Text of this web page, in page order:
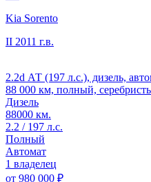
Kia Sorento
II 2011 г.в.
2.2d АТ (197 л.с.), дизель,
88 000 км, полный,
Дизель
88000 км.
2.2 / 197 л.с.
Полный
Автомат
1 владелец
от 980 000 ₽